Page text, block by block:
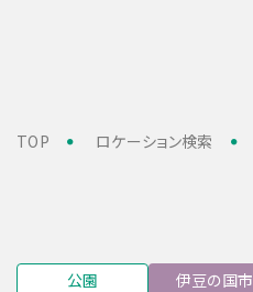
TOP ロケーション検索
公園 伊豆の国市